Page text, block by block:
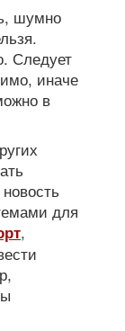
шумно
Следует
иначе
в
для
,